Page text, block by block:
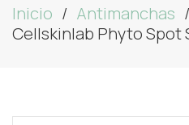
Inicio
Antimanchas
Cellskinlab Phyto Spot